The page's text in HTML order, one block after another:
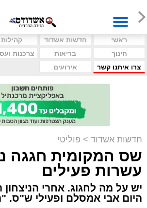
ראשי חדשות אשדוד קהילות
חינוך
בריאות צרכנות
צרו איתנו קשר
אירועים
חדשות אשדוד > פוליטי
שס המקומית חגגה
עשרות פעילים
יש על מה לחגוג. אחרי הניצחון
היום אבי אמסלם ופעילי ש"ס.